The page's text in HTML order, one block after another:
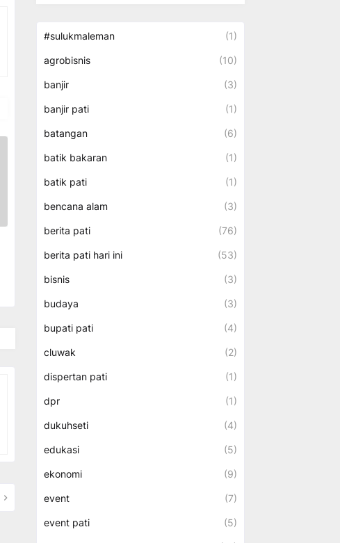
#sulukmaleman (1)
agrobisnis (10)
banjir (3)
banjir pati (1)
batangan (6)
batik bakaran (1)
batik pati (1)
bencana alam (3)
berita pati (76)
berita pati hari ini (53)
bisnis (3)
budaya (3)
bupati pati (4)
cluwak (2)
dispertan pati (1)
dpr (1)
dukuhseti (4)
edukasi (5)
ekonomi (9)
event (7)
event pati (5)